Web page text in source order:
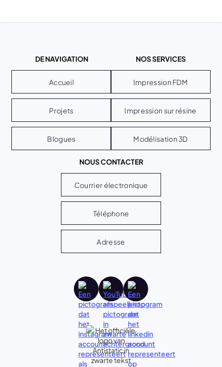
DE NAVIGATION
Accueil
Projets
Blogues
NOS SERVICES
Impression FDM
Impression sur résine
Modélisation 3D
NOUS CONTACTER
Courrier électronique
Téléphone
Adresse